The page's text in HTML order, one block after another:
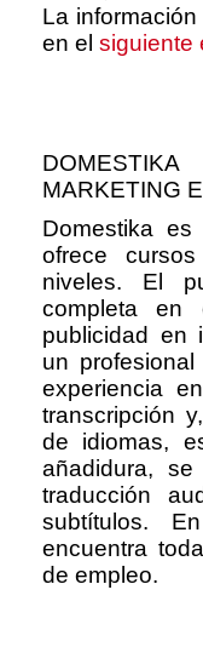
La
en el siguiente
MARKETING
Domestika
ofrece
niveles. El
completa en
publicidad en
un
experiencia
transcripción
de idiomas,
añadidura,
traducción
subtítulos.
encuentra
de empleo.